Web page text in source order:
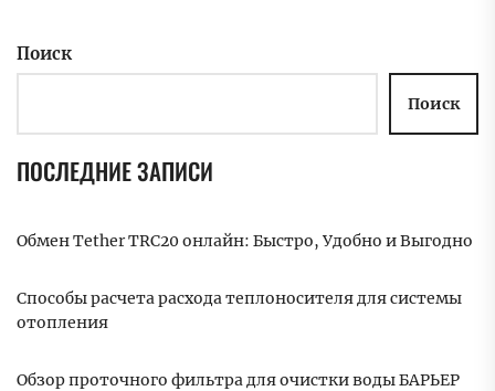
Поиск
Поиск
ПОСЛЕДНИЕ ЗАПИСИ
Обмен Tether TRC20 онлайн: Быстро, Удобно и Выгодно
Способы расчета расхода теплоносителя для системы
отопления
Обзор проточного фильтра для очистки воды БАРЬЕР